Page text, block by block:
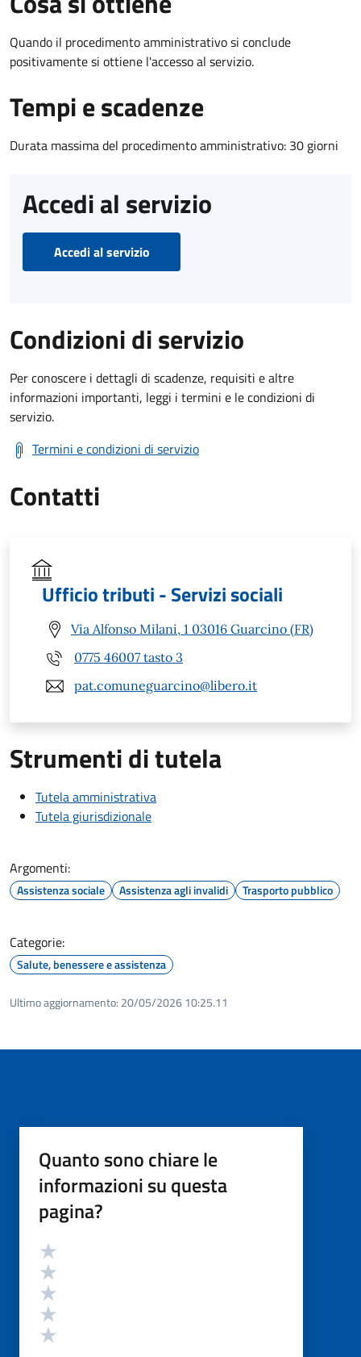
Quando il procedimento amministrativo si conclude
positivamente si ottiene l'accesso al servizio.
Tempi e scadenze
Durata massima del procedimento amministrativo: 30 giorni
Accedi al servizio
Accedi al servizio
Condizioni di servizio
Per conoscere i dettagli di scadenze, requisiti e altre
informazioni importanti, leggi i termini e le condizioni di
servizio.
Termini e condizioni di servizio
Contatti
Ufficio tributi - Servizi sociali
Via Alfonso Milani, 1 03016 Guarcino (FR)
0775 46007 tasto 3
pat.comuneguarcino@libero.it
Strumenti di tutela
Tutela amministrativa
Tutela giurisdizionale
Argomenti:
Assistenza sociale Assistenza agli invalidi Trasporto pubblico
Categorie:
Salute, benessere e assistenza
Ultimo aggiornamento: 20/05/2026 10:25.11
Quanto sono chiare le
informazioni su questa
pagina?
Valutazione